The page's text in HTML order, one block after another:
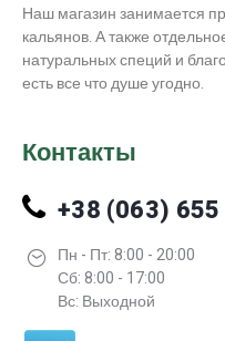
Наш магазин занимается
кальянов. А также
натуральных специй и
есть все что душе угодно.
Контакты
+38 (063)
Пн - Пт: 8:00 - 20:00
Сб: 8:00 - 17:00
Вс: Выходной